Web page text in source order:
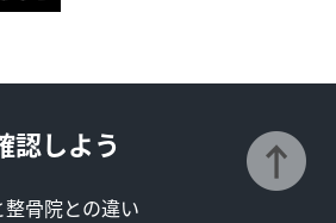
認しよう
骨院との違い